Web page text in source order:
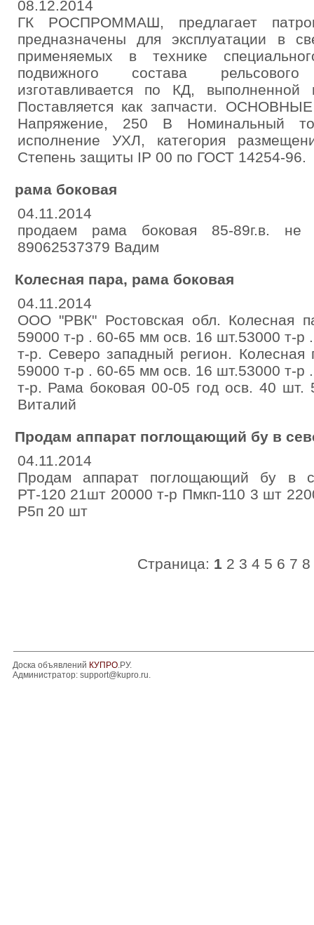
08.12.2014
ГК РОСПРОММАШ, предлагает
предназначены для эксплуатации в
применяемых в технике
подвижного состава
изготавливается по КД,
Поставляется как запчасти.
Напряжение, 250 В Номинальный
исполнение УХЛ, категория
Степень защиты IP 00 по ГОСТ 14254-96.
рама боковая
04.11.2014
продаем рама боковая 85-89г.в.
89062537379 Вадим
Колесная пара, рама боковая
04.11.2014
ООО "РВК" Ростовская обл. Колесная
59000 т-р . 60-65 мм осв. 16 шт.53000 т-
т-р. Северо западный регион.
59000 т-р . 60-65 мм осв. 16 шт.53000 т-
т-р. Рама боковая 00-05 год осв. 40 шт.
Виталий
Продам аппарат поглощающий бу в
04.11.2014
Продам аппарат поглощающий бу в
РТ-120 21шт 20000 т-р Пмкп-110 3 шт
Р5п 20 шт
Страница: 1 2 3 4 5 6 7 8
Доска объявлений КУПРО.РУ.
Администратор: support@kupro.ru.